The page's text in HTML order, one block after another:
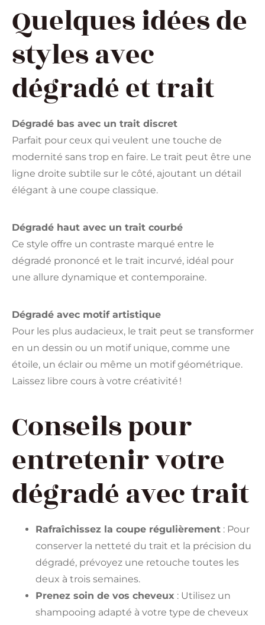
Quelques idées de
styles avec
dégradé et trait
Dégradé bas avec un trait discret
Parfait pour ceux qui veulent une touche de
modernité sans trop en faire. Le trait peut être une
ligne droite subtile sur le côté, ajoutant un détail
élégant à une coupe classique.
Dégradé haut avec un trait courbé
Ce style offre un contraste marqué entre le
dégradé prononcé et le trait incurvé, idéal pour
une allure dynamique et contemporaine.
Dégradé avec motif artistique
Pour les plus audacieux, le trait peut se transformer
en un dessin ou un motif unique, comme une
étoile, un éclair ou même un motif géométrique.
Laissez libre cours à votre créativité !
Conseils pour
entretenir votre
dégradé avec trait
Rafraîchissez la coupe régulièrement : Pour
conserver la netteté du trait et la précision du
dégradé, prévoyez une retouche toutes les
deux à trois semaines.
Prenez soin de vos cheveux : Utilisez un
shampooing adapté à votre type de cheveux